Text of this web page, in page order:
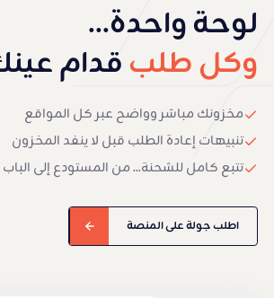
لوحة واحدة...
وكل طلبقدام
مخزونك مباشر وواضح عبر كل المواقع
تنبيهات إعادة الطلب قبل لا ينفد المخزون
تتبع كامل للشحنة... من المستودع إلى الباب
اطلب جولة على المنصة